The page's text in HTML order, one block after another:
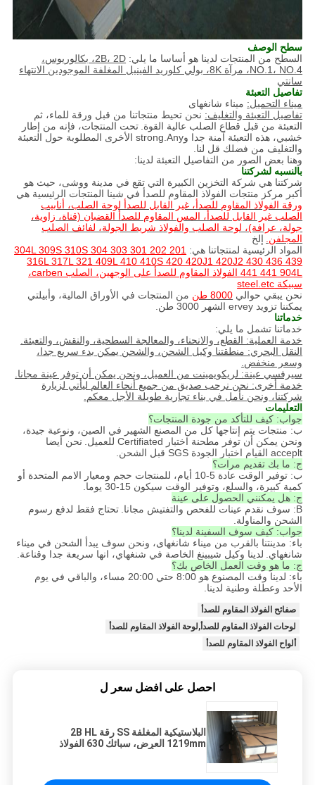
سطح الوصف
السطح من المنتجات لدينا هو أساسا ما يلي:
2B، 2D، بكالوريوس،
NO.1، NO.4، مرآة 8K، بولي كلوريد الفينيل المغلفة الموجودين الانتهاء
سانتي
تفاصيل التعبئة
ميناء التحميل: ميناء شانغهاى
تفاصيل التعبئة والتغليف: نحن تحيط منتجاتنا من قبل ورقة للماء، ثم
التعبئة من قبل قطاع الصلب عالية القوة. تحت المنتجات، فإنه من إطار
خشبي، هذه التعبئة آمنة جدا وstrong.Any الأخرى المطلوبة حول التعبئة
والتغليف من فضلك قل لنا.
وهنا بعض الصور من التفاصيل التعبئة لدينا:
بالنسبه لشركتنا
شركتنا هي شركة التخزين الكبيرة التي تقع في مدينة ووشى، حيث هو
أكبر مركز منتجات الفولاذ المقاوم للصدأ في شينا المنتجات الرئيسية هي
ورقة الفولاذ المقاوم للصدأ، غير القابل للصدأ لوحة الصلب، أنابيب
الصلب غير القابل للصدأ، المس المقاوم للصدأ القضبان (قناة، زاوية،
جولة، عرافة)، لوحة الصلب والفولاذ شريط الجولة، لفائف الصلب
المجلفن. إلخ
المواد الرئيسية لمنتجاتنا هي:
201 202 301 303 304 304L 309S 310S
316L 317L 321 409L 410 410S 420 420J1 420J2 430 436 439
441 441 904L الفولاذ المقاوم للصدأ على الوجهين، الصلب carben،
سبيكة steel.etc
نحن يبقي حوالي 8000 طن
من المنتجات في الأوراق المالية، وأبيلتي
يمكننا تزويد ervey الشهر 3000 طن.
خدماتنا
خدماتنا تشمل ما يلي:
خدمة العملية: القطع، والانحناء، والمعالجة السطحية، والنقش، والتعبئة.
النقل البحري: منطقتنا وكيل الشحن، والشحن يمكن بدء سريع جدا،
وسعر منخفض.
سيرفسي عينة: لريكويمينت من العميل، ونحن يمكن أن توفر عينة مجانا.
خدمة أخرى: نحن نرحب صديق من جميع أنحاء العالم ليأتي لزيارة
شركتنا، ونحن نأمل في بناء تجارية طويلة الأجل معكم.
التعليمات
جواب: كيف للتأكد من جودة المنتجات؟
ب: منتجات يتم إنتاجها كل من المصنع الشهير في الصين، ونوعية جيدة،
ونحن يمكن أن توفر مطحنة اختبار Certifiated للعميل.
نحن أيضا
acceplt القيام اختبار الجودة SGS قبل الشحن.
ج: ما بك تقديم مرات؟
ب: توفير الوقت عادة 5-10 أيام، للمنتجات حجم ومعيار الامم المتحدة أو
كمية كبيرة، والسلع، وتوفير الوقت سيكون 15-30 يوما.
ج: هل يمكنني الحصول على عينة
B: سوف نقدم عينات للفحص والتفتيش مجانا.
تحتاج فقط لدفع رسوم
الشحن والمناولة.
جواب: كيف سوف السفينة لدينا؟
باء: مدينتنا بالقرب من ميناء شانغهاى، ونحن سوف يبدأ الشحن في ميناء
شانغهاي. لدينا وكيل شيبينغ الخاصة في شنغهاي، انها سريعة جدا وقناعة.
ج: ما هو وقت العمل الخاص بك؟
باء: لدينا وقت المصنوع هو 8:00 حتي 20:00 مساء، والباقي في يوم
الأحد وعطلة وطنية لدينا.
صفائح الفولاذ المقاوم للصدأ
لوحات الفولاذ المقاوم للصدأ,لوحة الفولاذ المقاوم للصدأ
ألواح الفولاذ المقاوم للصدأ
احصل على افضل سعر ل
البلاستيكية المغلفة SS رقة 2B HL
1219mm العرض، سبائك 630 الفولاذ